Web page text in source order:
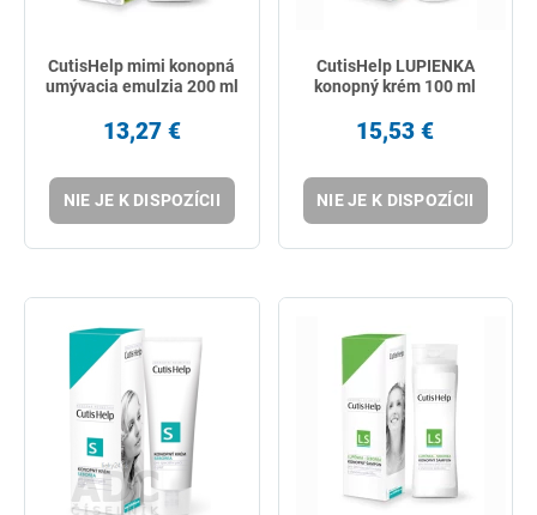
CutisHelp mimi konopná
umývacia emulzia 200 ml
13,27 €
NIE JE K DISPOZÍCII
CutisHelp LUPIENKA
konopný krém 100 ml
15,53 €
NIE JE K DISPOZÍCII